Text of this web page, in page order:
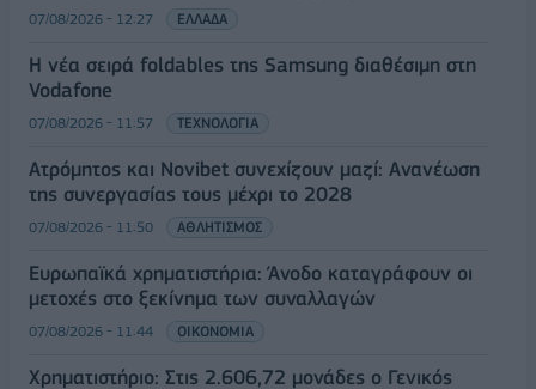
07/08/2026 - 12:27 ΕΛΛΑΔΑ
Η νέα σειρά foldables της Samsung διαθέσιμη στη
Vodafone
07/08/2026 - 11:57 ΤΕΧΝΟΛΟΓΙΑ
Ατρόμητος και Novibet συνεχίζουν μαζί: Ανανέωση
της συνεργασίας τους μέχρι το 2028
07/08/2026 - 11:50 ΑΘΛΗΤΙΣΜΟΣ
Ευρωπαϊκά χρηματιστήρια: Άνοδο καταγράφουν οι
μετοχές στο ξεκίνημα των συναλλαγών
07/08/2026 - 11:44 ΟΙΚΟΝΟΜΙΑ
Χρηματιστήριο: Στις 2.606,72 μονάδες ο Γενικός